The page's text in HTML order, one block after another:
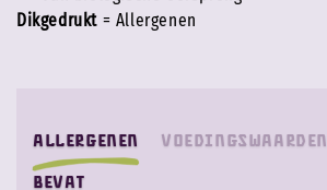
Dikgedrukt = Allergenen
Allergenen Voedingswaarden
Bevat